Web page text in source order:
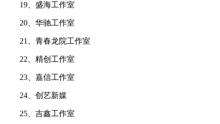
19、盛海工作室
20、华驰工作室
21、青春龙院工作室
22、精创工作室
23、嘉信工作室
24、创艺新媒
25、吉鑫工作室